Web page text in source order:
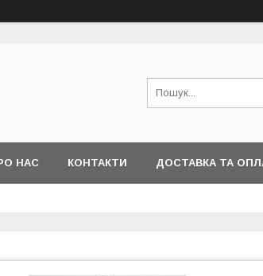
НАС КОНТАКТИ ДОСТАВКА ТА